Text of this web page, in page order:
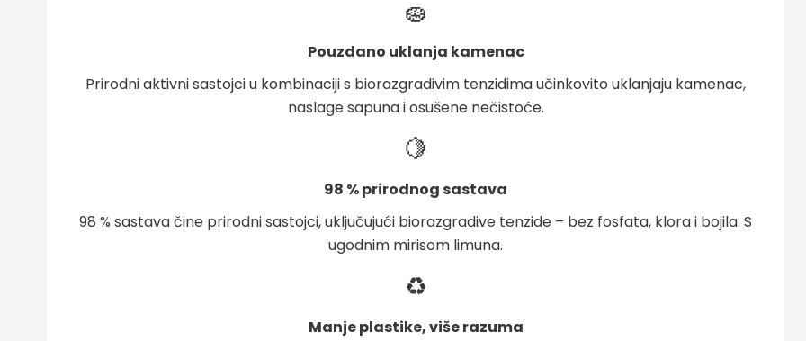
🧽
Pouzdano uklanja kamenac
Prirodni aktivni sastojci u kombinaciji s biorazgradivim tenzidima učinkovito uklanjaju kamenac,
naslage sapuna i osušene nečistoće.
🍋
98 % prirodnog sastava
98 % sastava čine prirodni sastojci, uključujući biorazgradive tenzide – bez fosfata, klora i bojila. S
ugodnim mirisom limuna.
♻️
Manje plastike, više razuma